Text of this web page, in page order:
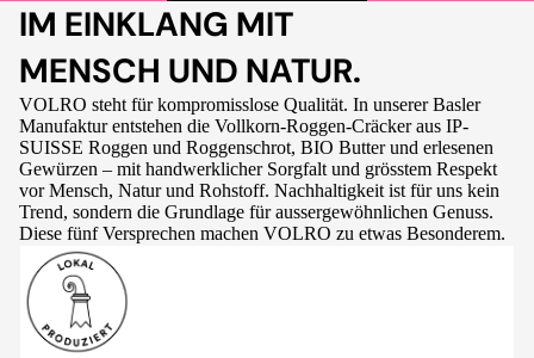
IM EINKLANG MIT
MENSCH UND NATUR.
VOLRO steht für kompromisslose Qualität. In unserer Basler
Manufaktur entstehen die Vollkorn-Roggen-Cräcker aus IP-
SUISSE Roggen und Roggenschrot, BIO Butter und erlesenen
Gewürzen – mit handwerklicher Sorgfalt und grösstem Respekt
vor Mensch, Natur und Rohstoff. Nachhaltigkeit ist für uns kein
Trend, sondern die Grundlage für aussergewöhnlichen Genuss.
Diese fünf Versprechen machen VOLRO zu etwas Besonderem.